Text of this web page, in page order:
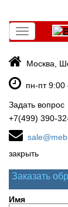
Toggle
navigation
Москва,
пн-пт 9:00
Задать вопрос
+7(499) 390-
закрыть
Заказать
Имя